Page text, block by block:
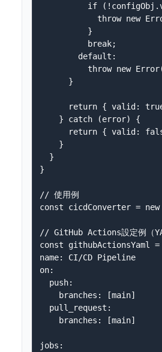
if
throw new
          }
          break;
        default:
throw new
      }
return { valid:
    } catch (error) {
return { valid:
    }
  }
}
// 使用例
const cicdConverter =
// GitHub Actions設定例（
const githubActionsYaml
name: CI/CD Pipeline
on:
  push:
    branches: [main]
  pull_request:
    branches: [main]
jobs: